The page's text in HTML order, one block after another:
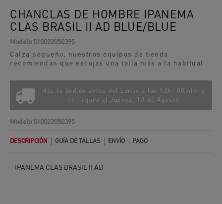
CHANCLAS DE HOMBRE IPANEMA
CLAS BRASIL II AD BLUE/BLUE
Modelo 510022050395
Calza pequeño, nuestros equipos de tienda
recomiendan que escojas una talla más a la habitual
Haz tu pedido antes del Lunes a las 12h. 00min. y
te llegará el Jueves, 13 de Agosto
Modelo 510022050395
DESCRIPCIÓN GUÍA DE TALLAS ENVÍO PAGO
IPANEMA CLAS BRASIL II AD